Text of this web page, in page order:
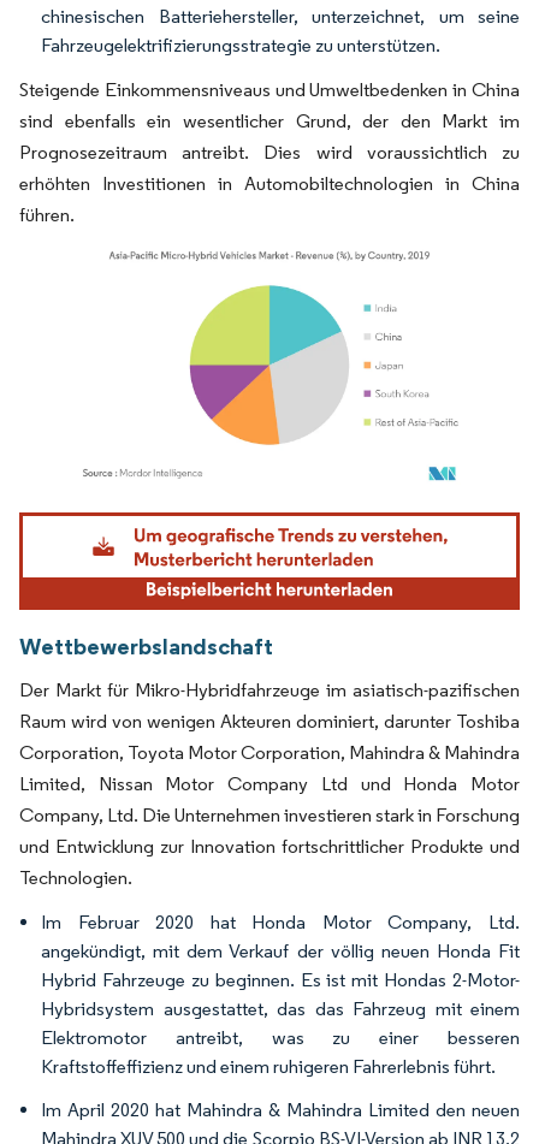
chinesischen Batteriehersteller, unterzeichnet, um seine
Fahrzeugelektrifizierungsstrategie zu unterstützen.
Steigende Einkommensniveaus und Umweltbedenken in China
sind ebenfalls ein wesentlicher Grund, der den Markt im
Prognosezeitraum antreibt. Dies wird voraussichtlich zu
erhöhten Investitionen in Automobiltechnologien in China
führen.
Bild © Mordor Intelligence. Wiederverwendung erfordert Namensnennung gemäß
Wettbewerbslandschaft
Der Markt für Mikro-Hybridfahrzeuge im asiatisch-pazifischen
Raum wird von wenigen Akteuren dominiert, darunter Toshiba
Corporation, Toyota Motor Corporation, Mahindra & Mahindra
Limited, Nissan Motor Company Ltd und Honda Motor
Company, Ltd. Die Unternehmen investieren stark in Forschung
und Entwicklung zur Innovation fortschrittlicher Produkte und
Technologien.
Im Februar 2020 hat Honda Motor Company, Ltd.
angekündigt, mit dem Verkauf der völlig neuen Honda Fit
Hybrid Fahrzeuge zu beginnen. Es ist mit Hondas 2-Motor-
Hybridsystem ausgestattet, das das Fahrzeug mit einem
Elektromotor antreibt, was zu einer besseren
Kraftstoffeffizienz und einem ruhigeren Fahrerlebnis führt.
Im April 2020 hat Mahindra & Mahindra Limited den neuen
Mahindra XUV 500 und die Scorpio BS-VI-Version ab INR 13,2